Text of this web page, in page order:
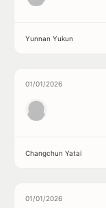
Yunnan Yukun
01/01/2026
Changchun Yatai
01/01/2026